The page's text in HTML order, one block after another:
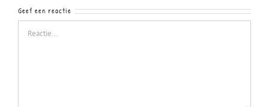
Geef een reactie